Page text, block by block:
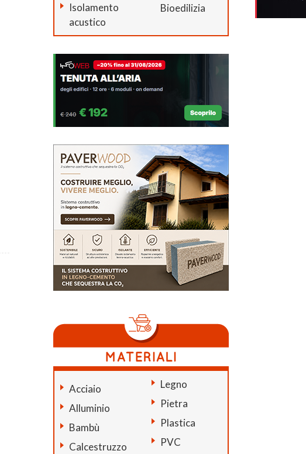
Isolamento
acustico
Bioedilizia
Acciaio
Alluminio
Bambù
Calcestruzzo
Legno
Pietra
Plastica
PVC